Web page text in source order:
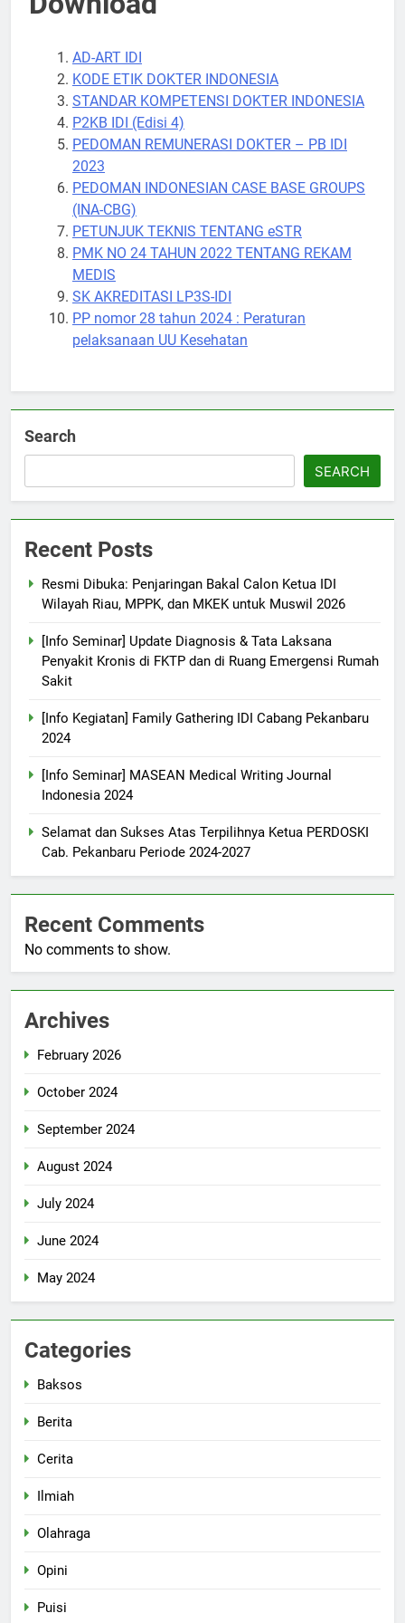
AD-ART IDI
KODE ETIK DOKTER INDONESIA
STANDAR KOMPETENSI DOKTER INDONESIA
P2KB IDI (Edisi 4)
PEDOMAN REMUNERASI DOKTER – PB IDI
2023
PEDOMAN INDONESIAN CASE BASE GROUPS
(INA-CBG)
PETUNJUK TEKNIS TENTANG eSTR
PMK NO 24 TAHUN 2022 TENTANG REKAM
MEDIS
SK AKREDITASI LP3S-IDI
PP nomor 28 tahun 2024 : Peraturan
pelaksanaan UU Kesehatan
Search
SEARCH
Recent Posts
Resmi Dibuka: Penjaringan Bakal Calon Ketua IDI
Wilayah Riau, MPPK, dan MKEK untuk Muswil 2026
[Info Seminar] Update Diagnosis & Tata Laksana
Penyakit Kronis di FKTP dan di Ruang Emergensi Rumah
Sakit
[Info Kegiatan] Family Gathering IDI Cabang Pekanbaru
2024
[Info Seminar] MASEAN Medical Writing Journal
Indonesia 2024
Selamat dan Sukses Atas Terpilihnya Ketua PERDOSKI
Cab. Pekanbaru Periode 2024-2027
Recent Comments
No comments to show.
Archives
February 2026
October 2024
September 2024
August 2024
July 2024
June 2024
May 2024
Categories
Baksos
Berita
Cerita
Ilmiah
Olahraga
Opini
Puisi